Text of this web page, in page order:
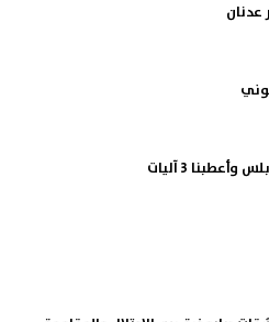
عدنان
3 آليات